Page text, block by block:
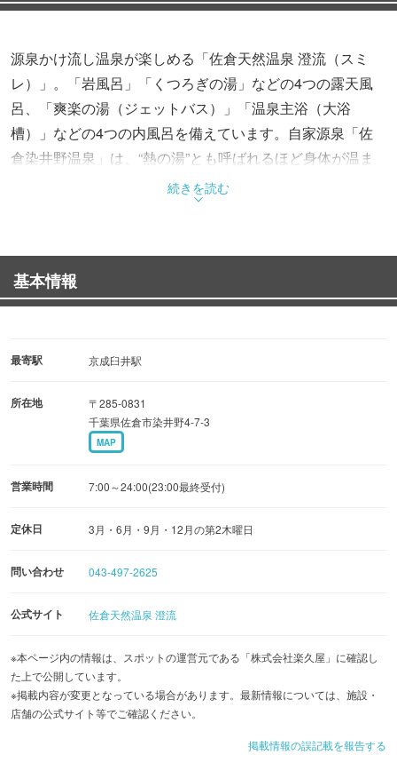
源泉かけ流し温泉が楽しめる「佐倉天然温泉 澄流（スミ
レ）」。「岩風呂」「くつろぎの湯」などの4つの露天風
呂、「爽楽の湯（ジェットバス）」「温泉主浴（大浴
槽）」などの4つの内風呂を備えています。自家源泉「佐
倉染井野温泉」は、“熱の湯”とも呼ばれるほど身体が温ま
リュ（男性限定）」「よもぎ泥塩サウナ」を設置。さら
に、“おもちゃのように遊べる岩盤浴”というコンセプトの
もと、2021年にリニューアルオープンした岩盤浴も見逃せ
（別料金）は、お友達同士はもちろんカップルで楽しめる
トフォンを持ち込める「石癒（いやし）の間」、着衣型サ
ウナ「セルフロウリュ 蒸香（じょうこう）の間」、音楽に
合わせて蒸気と熱風が発生する「ミュージックロウリュ 熱
響（ねっきょう）の間」と、今までにないサウナ・岩盤浴
カスリ・エステが受けられる癒やしの空間です。
約）」をはじめとした豊富なメニューがそろう食事処。カ
ウンター席やテーブル席、テラス席もありリラックスした
雰囲気で食事を楽しめます。
続きを読む
基本情報
最寄駅 京成臼井駅
所在地
〒285-0831
千葉県佐倉市染井野4-7-3
MAP
営業時間 7:00～24:00(23:00最終受付)
定休日 3月・6月・9月・12月の第2木曜日
問い合わせ 043-497-2625
公式サイト 佐倉天然温泉 澄流
※本ページ内の情報は、スポットの運営元である「株式会社楽久屋」に確認し
た上で公開しています。
※掲載内容が変更となっている場合があります。最新情報については、施設・
店舗の公式サイト等でご確認ください。
掲載情報の誤記載を報告する